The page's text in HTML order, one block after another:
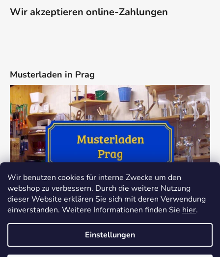
Wir benutzen cookies für interne Zwecke um den
webshop zu verbessern. Durch die weitere Nutzung
dieser Website erklären Sie sich mit deren Verwendung
einverstanden. Weitere Informationen finden Sie hier.
Einstellungen
Wir akzeptieren online-Zahlungen
Musterladen in Prag